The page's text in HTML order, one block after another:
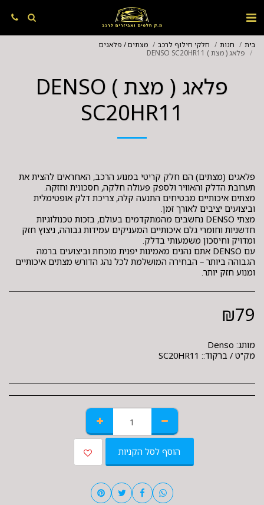
בית חנות חלקי חילוף לרכב
מצתים / פלאגים
פלאג ( מצת ) DENSO SC20HR11
פלאג ( מצת ) DENSO
SC20HR11
פלאגים (מצתים) הם חלק קריטי במנוע הרכב, האחראים להצית את
מצתים איכותיים מבטיחים התנעה קלה, צריכת דלק אופטימלית
מצתי DENSO נחשבים מהמתקדמים בעולם, בזכות טכנולוגיות
חדשניות וחומרי גלם איכותיים המעניקים עמידות גבוהה, ניצוץ חזק
עם DENSO אתם נהנים מאמינות יפנית מוכחת וביצועים ברמה
הגבוהה ביותר – הבחירה המושלמת לכל נהג הדורש מצתים איכותיים
ומנוע חזק יותר.
₪79
מותג: Denso
מק"ט / ברקוד:: SC20HR11
הוסף לסל הקניות